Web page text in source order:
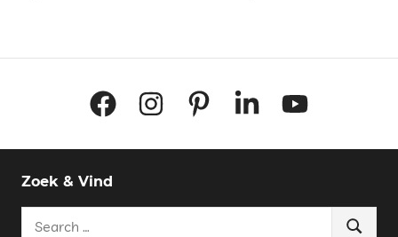
FacebookInstagramPinterestLinkedInYouTube
Zoek & Vind